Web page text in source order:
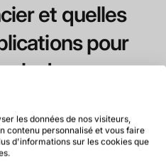
et quelles
pour
de ce
aura totalement
à la réforme
les données de nos visiteurs,
contenu personnalisé et vous faire
d'informations sur les cookies que